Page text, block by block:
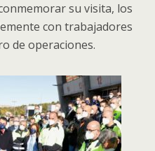
su visita, los
con trabajadores
de operaciones.